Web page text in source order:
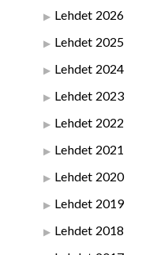
Lehdet 2026
Lehdet 2025
Lehdet 2024
Lehdet 2023
Lehdet 2022
Lehdet 2021
Lehdet 2020
Lehdet 2019
Lehdet 2018